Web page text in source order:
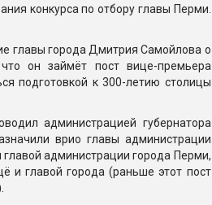
конкурса по отбору главы Перми.
главы города Дмитрия Самойлова о
он займёт пост вице-премьера
подготовкой к 300-летию столицы
администрацией губернатора
врио главы администрации
администрации города Перми,
и главой города (раньше этот пост